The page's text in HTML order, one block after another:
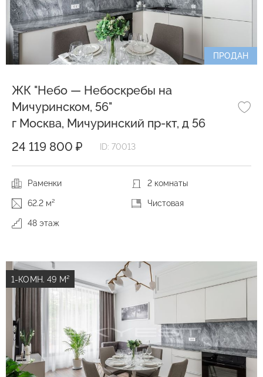
ПРОДАН
ЖК "Небо — Небоскребы на
Мичуринском, 56"
г Москва, Мичуринский пр-кт, д 56
24 119 800 ₽
ID: 70013
Раменки 2 комнаты
62.2 м² Чистовая
48 этаж
1-КОМН. 49 М²